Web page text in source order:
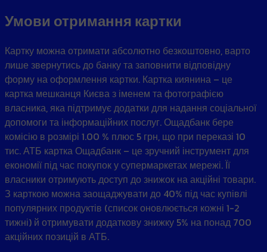
Умови отримання картки
Картку можна отримати абсолютно безкоштовно, варто
лише звернутись до банку та заповнити відповідну
форму на оформлення картки. Картка киянина – це
картка мешканця Києва з іменем та фотографією
власника, яка підтримує додатки для надання соціальної
допомоги та інформаційних послуг. Ощадбанк бере
комісію в розмірі 1.00 % плюс 5 грн, що при переказі 10
тис. АТБ картка Ощадбанк – це зручний інструмент для
економії під час покупок у супермаркетах мережі. Її
власники отримують доступ до знижок на акційні товари.
З карткою можна заощаджувати до 40% під час купівлі
популярних продуктів (список оновлюється кожні 1-2
тижні) й отримувати додаткову знижку 5% на понад 700
акційних позицій в АТБ.